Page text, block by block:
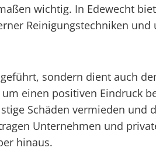
wichtig. In Edewecht
Reinigungstechniken
sondern dient auch
einen positiven Eindruck
Schäden vermieden und
Unternehmen und
hinaus.